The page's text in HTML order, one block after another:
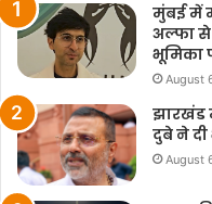
मुंबई में
अल्फा से
भूमिका
August
झारखंड
दुबे ने
August